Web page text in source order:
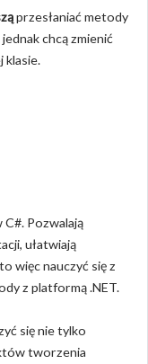
przesłaniać metody
chcą zmienić
klasie.
C#. Pozwalają
ułatwiają
więc nauczyć się z
z platformą .NET.
się nie tylko
tworzenia